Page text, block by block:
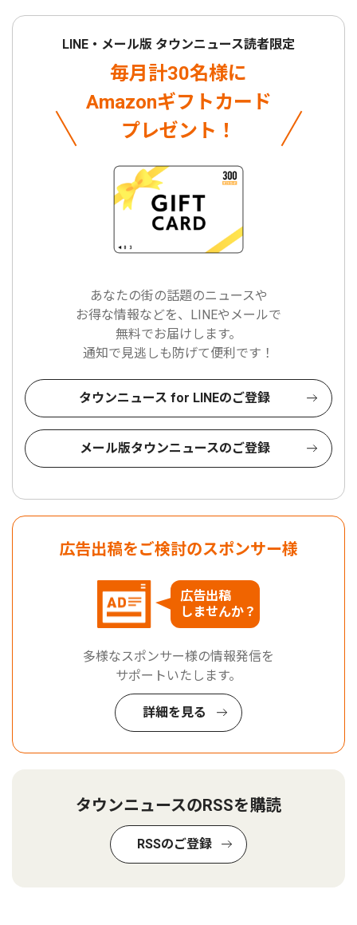
LINE・メール版 タウンニュース読者限定
毎月計30名様に
Amazonギフトカード
プレゼント！
あなたの街の話題のニュースや
お得な情報などを、LINEやメールで
無料でお届けします。
通知で見逃しも防げて便利です！
タウンニュース for LINEのご登録
メール版タウンニュースのご登録
広告出稿をご検討のスポンサー様
広告出稿
しませんか？
多様なスポンサー様の情報発信を
サポートいたします。
詳細を見る
タウンニュースのRSSを購読
RSSのご登録